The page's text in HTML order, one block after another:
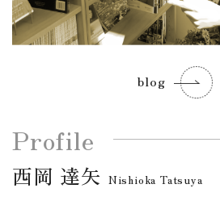
blog
Profile
西岡 達矢 Nishioka Tatsuya